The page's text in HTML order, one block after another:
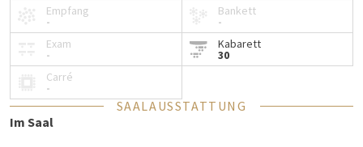
Wasser
Pfefferminzbonbons
Notizblöcke und Stifte
Beamer und Projektionsleinwand oder TV-Bildschirm
Flipchart
Kostenloses WLAN
Empfang
-
Bankett
-
Exam
-
Kabarett
30
Carré
-
SAALAUSSTATTUNG
Im Saal